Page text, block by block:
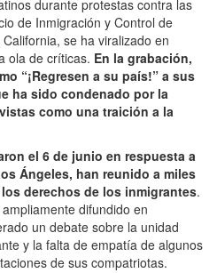
durante protestas contra las
de Inmigración y Control de
se ha viralizado en
ola de críticas. En la grabación,
“¡Regresen a su país!” a sus
ha sido condenado por la
como una traición a la
el 6 de junio en respuesta a
Ángeles, han reunido a miles
derechos de los inmigrantes.
difundido en
un debate sobre la unidad
y la falta de empatía de algunos
de sus compatriotas.